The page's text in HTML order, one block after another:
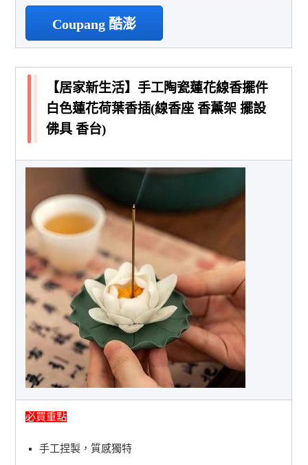
Coupang 酷澎
【居家新生活】手工陶瓷蓮花線香擺件
白色蓮花荷葉香插(線香座 香薰架 擺設
佛具 香台)
必買重點
手工捏製，質感獨特